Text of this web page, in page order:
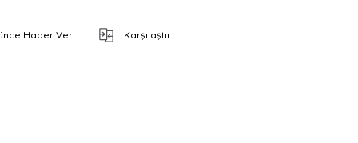
Haber Ver Karşılaştır